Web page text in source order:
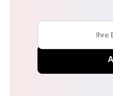
Ihre E-Mail eingeben